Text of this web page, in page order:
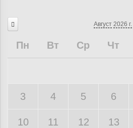
Август 2026 г.
Пн Вт Ср Чт
3 4 5 6
10 11 12 13